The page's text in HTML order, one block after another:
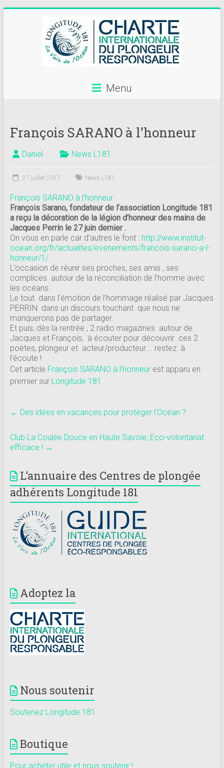
centres
de
plongée
adhérents
Longitude
181
Annuaire
des
centres
de
plongée
adhérents
Longitude
181
Menu
François SARANO à l’honneur
Daniel News L181
27 juillet 2017 News L181
François SARANO à l’honneur
François Sarano, fondateur de l’association Longitude 181
a reçu la décoration de la légion d’honneur des mains de
Jacques Perrin le 27 juin dernier .
On vous en parle car d’autres le font : http://www.institut-
ocean.org/fr/actualites/evenements/francois-sarano-a-l-
honneur/1/
L’occasion de réunir ses proches, ses amis , ses
complices autour de la réconciliation de l’homme avec
les océans.
Le tout dans l’émotion de l’hommage réalisé par Jacques
PERRIN dans un discours touchant que nous ne
manquerons pas de partager.
Et puis, dès la rentrée , 2 radio magazines autour de
Jacques et François, à écouter pour découvrir ces 2
poètes, plongeur et acteur/producteur…. restez à
l’écoute !
Cet article François SARANO à l’honneurest apparu en
premier sur Longitude 181 .
← Des idées en vacances pour protéger l’Océan ?
Club La Coulée Douce en Haute Savoie, Eco-volontariat
efficace ! →
L’annuaire des Centres de plongée
adhérents Longitude 181
Adoptez la
Nous soutenir
Soutenez Longitude 181
Boutique
Pour acheter utile et nous soutenir !